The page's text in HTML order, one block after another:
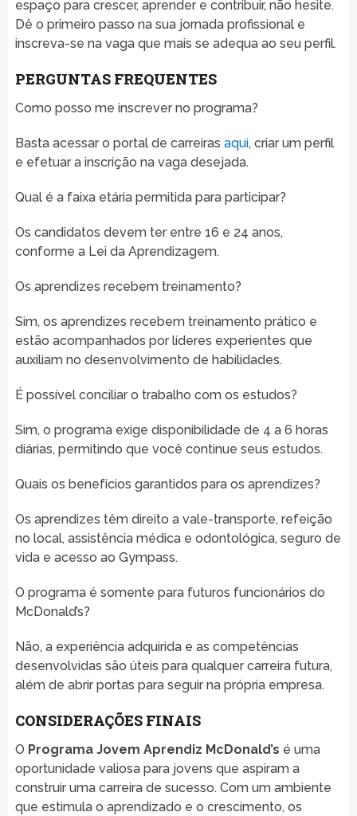
espaço para crescer, aprender e contribuir, não hesite.
Dê o primeiro passo na sua jornada profissional e
inscreva-se na vaga que mais se adequa ao seu perfil.
PERGUNTAS FREQUENTES
Como posso me inscrever no programa?
Basta acessar o portal de carreiras aqui, criar um perfil
e efetuar a inscrição na vaga desejada.
Qual é a faixa etária permitida para participar?
Os candidatos devem ter entre 16 e 24 anos,
conforme a Lei da Aprendizagem.
Os aprendizes recebem treinamento?
Sim, os aprendizes recebem treinamento prático e
estão acompanhados por líderes experientes que
auxiliam no desenvolvimento de habilidades.
É possível conciliar o trabalho com os estudos?
Sim, o programa exige disponibilidade de 4 a 6 horas
diárias, permitindo que você continue seus estudos.
Quais os benefícios garantidos para os aprendizes?
Os aprendizes têm direito a vale-transporte, refeição
no local, assistência médica e odontológica, seguro de
vida e acesso ao Gympass.
O programa é somente para futuros funcionários do
McDonald’s?
Não, a experiência adquirida e as competências
desenvolvidas são úteis para qualquer carreira futura,
além de abrir portas para seguir na própria empresa.
CONSIDERAÇÕES FINAIS
O Programa Jovem Aprendiz McDonald’s é uma
oportunidade valiosa para jovens que aspiram a
construir uma carreira de sucesso. Com um ambiente
que estimula o aprendizado e o crescimento, os